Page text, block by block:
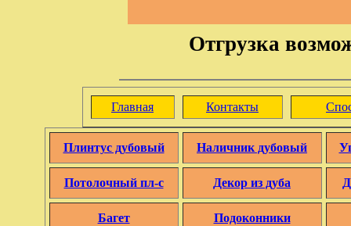
Отгрузка
Главная Контакты
Плинтус дубовый Наличник дубовый
Потолочный пл-с Декор из дуба
Багет Подоконники